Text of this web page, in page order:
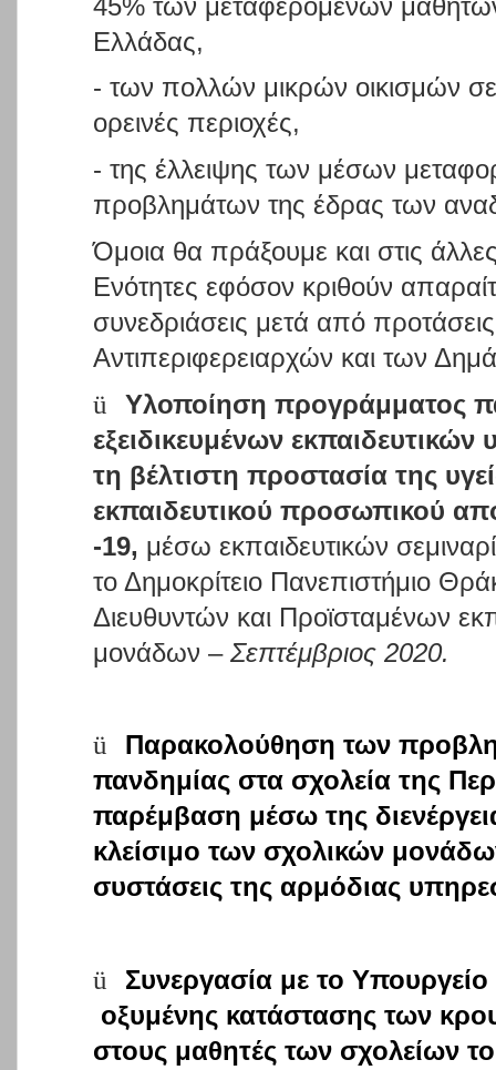
Ελλάδας,
- των πολλών μικρών οικισμών
ορεινές περιοχές,
- της έλλειψης των μέσων
προβλημάτων της έδρας των
Όμοια θα πράξουμε και στις
Ενότητες εφόσον κριθούν
συνεδριάσεις μετά από
Αντιπεριφερειαρχών και των
ü
Υλοποίηση προγράμματος
εξειδικευμένων
τη βέλτιστη προστασία της
εκπαιδευτικού προσωπικού
-19, μέσω εκπαιδευτικών
το Δημοκρίτειο Πανεπιστήμιο
Διευθυντών και Προϊσταμένων
μονάδων – Σεπτέμβριος 2020.
ü
Παρακολούθηση των
πανδημίας στα σχολεία της
παρέμβαση μέσω της
κλείσιμο των σχολικών
συστάσεις της αρμόδιας
ü
Συνεργασία με το
οξυμένης κατάστασης των
στους μαθητές των σχολείων